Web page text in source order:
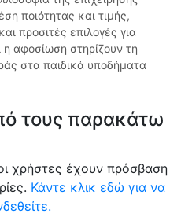
ποιότητας και τιμής,
προσιτές επιλογές για
η αφοσίωση στηρίζουν τη
στα παιδικά υποδήματα
τους παρακάτω
χρήστες έχουν πρόσβαση
Κάντε κλικ εδώ για να